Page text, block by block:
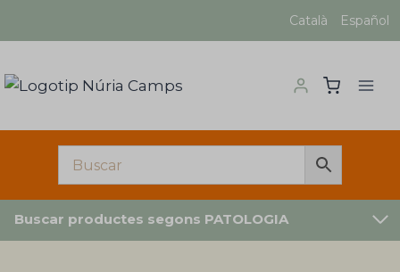
Català Español
Buscar productes segons PATOLOGIA